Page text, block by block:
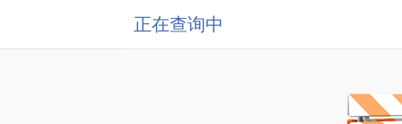
正在查询中